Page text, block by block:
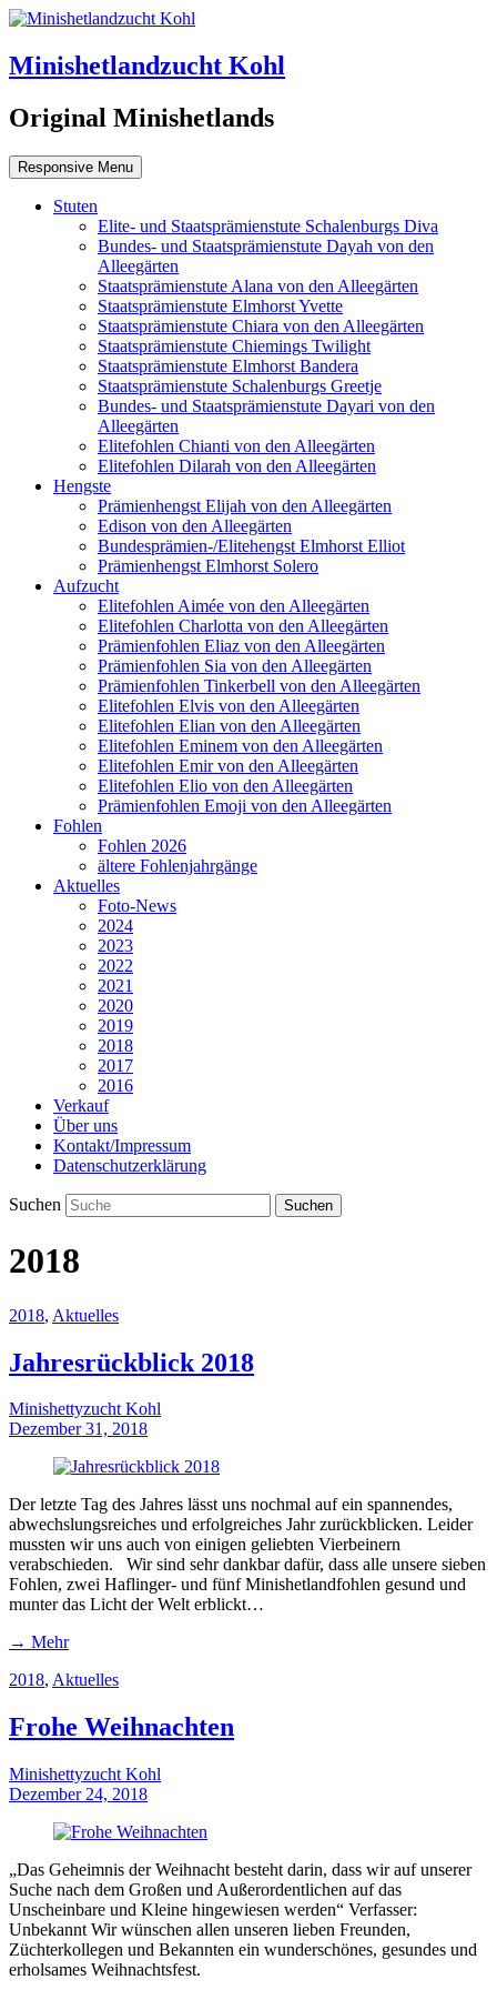
Minishetlandzucht Kohl
Original Minishetlands
Responsive Menu
Stuten
Elite- und Staatsprämienstute Schalenburgs Diva
Bundes- und Staatsprämienstute Dayah von den
Alleegärten
Staatsprämienstute Alana von den Alleegärten
Staatsprämienstute Elmhorst Yvette
Staatsprämienstute Chiara von den Alleegärten
Staatsprämienstute Chiemings Twilight
Staatsprämienstute Elmhorst Bandera
Staatsprämienstute Schalenburgs Greetje
Bundes- und Staatsprämienstute Dayari von den
Alleegärten
Elitefohlen Chianti von den Alleegärten
Elitefohlen Dilarah von den Alleegärten
Hengste
Prämienhengst Elijah von den Alleegärten
Edison von den Alleegärten
Bundesprämien-/Elitehengst Elmhorst Elliot
Prämienhengst Elmhorst Solero
Aufzucht
Elitefohlen Aimée von den Alleegärten
Elitefohlen Charlotta von den Alleegärten
Prämienfohlen Eliaz von den Alleegärten
Prämienfohlen Sia von den Alleegärten
Prämienfohlen Tinkerbell von den Alleegärten
Elitefohlen Elvis von den Alleegärten
Elitefohlen Elian von den Alleegärten
Elitefohlen Eminem von den Alleegärten
Elitefohlen Emir von den Alleegärten
Elitefohlen Elio von den Alleegärten
Prämienfohlen Emoji von den Alleegärten
Fohlen
Fohlen 2026
ältere Fohlenjahrgänge
Aktuelles
Foto-News
2024
2023
2022
2021
2020
2019
2018
2017
2016
Verkauf
Über uns
Kontakt/Impressum
Datenschutzerklärung
Suchen
2018
2018, Aktuelles
Jahresrückblick 2018
Minishettyzucht Kohl
Dezember 31, 2018
Der letzte Tag des Jahres lässt uns nochmal auf ein spannendes,
abwechslungsreiches und erfolgreiches Jahr zurückblicken. Leider
mussten wir uns auch von einigen geliebten Vierbeinern
verabschieden. Wir sind sehr dankbar dafür, dass alle unsere sieben
Fohlen, zwei Haflinger- und fünf Minishetlandfohlen gesund und
munter das Licht der Welt erblickt…
→ Mehr
2018, Aktuelles
Frohe Weihnachten
Minishettyzucht Kohl
Dezember 24, 2018
„Das Geheimnis der Weihnacht besteht darin, dass wir auf unserer
Suche nach dem Großen und Außerordentlichen auf das
Unscheinbare und Kleine hingewiesen werden“ Verfasser:
Unbekannt Wir wünschen allen unseren lieben Freunden,
Züchterkollegen und Bekannten ein wunderschönes, gesundes und
erholsames Weihnachtsfest.